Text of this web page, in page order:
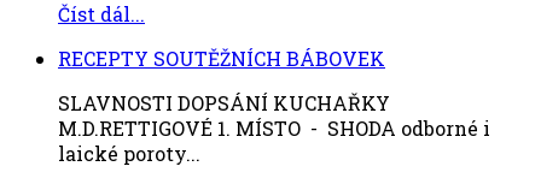
Číst dál...
RECEPTY SOUTĚŽNÍCH BÁBOVEK
SLAVNOSTI DOPSÁNÍ KUCHAŘKY
M.D.RETTIGOVÉ 1. MÍSTO - SHODA odborné i
laické poroty...